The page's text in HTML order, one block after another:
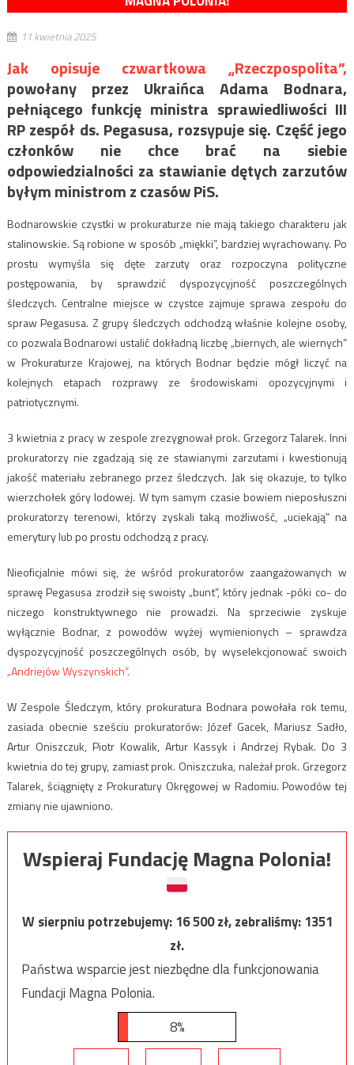
11 kwietnia 2025
Jak opisuje czwartkowa „Rzeczpospolita”,
powołany przez Ukraińca Adama Bodnara,
pełniącego funkcję ministra sprawiedliwości III
RP zespół ds. Pegasusa, rozsypuje się. Część jego
członków nie chce brać na siebie
odpowiedzialności za stawianie dętych zarzutów
byłym ministrom z czasów PiS.
Bodnarowskie czystki w prokuraturze nie mają takiego charakteru jak
stalinowskie. Są robione w sposób „miękki”, bardziej wyrachowany. Po
prostu wymyśla się dęte zarzuty oraz rozpoczyna polityczne
postępowania, by sprawdzić dyspozycyjność poszczególnych
śledczych. Centralne miejsce w czystce zajmuje sprawa zespołu do
spraw Pegasusa. Z grupy śledczych odchodzą właśnie kolejne osoby,
co pozwala Bodnarowi ustalić dokładną liczbę „biernych, ale wiernych”
w Prokuraturze Krajowej, na których Bodnar będzie mógł liczyć na
kolejnych etapach rozprawy ze środowiskami opozycyjnymi i
patriotycznymi.
3 kwietnia z pracy w zespole zrezygnował prok. Grzegorz Talarek. Inni
prokuratorzy nie zgadzają się ze stawianymi zarzutami i kwestionują
jakość materiału zebranego przez śledczych. Jak się okazuje, to tylko
wierzchołek góry lodowej. W tym samym czasie bowiem nieposłuszni
prokuratorzy terenowi, którzy zyskali taką możliwość, „uciekają” na
emerytury lub po prostu odchodzą z pracy.
Nieoficjalnie mówi się, że wśród prokuratorów zaangażowanych w
sprawę Pegasusa zrodził się swoisty „bunt”, który jednak -póki co- do
niczego konstruktywnego nie prowadzi. Na sprzeciwie zyskuje
wyłącznie Bodnar, z powodów wyżej wymienionych – sprawdza
dyspozycyjność poszczególnych osób, by wyselekcjonować swoich
„Andriejów Wyszynskich”.
W Zespole Śledczym, który prokuratura Bodnara powołała rok temu,
zasiada obecnie sześciu prokuratorów: Józef Gacek, Mariusz Sadło,
Artur Oniszczuk, Piotr Kowalik, Artur Kassyk i Andrzej Rybak. Do 3
kwietnia do tej grupy, zamiast prok. Oniszczuka, należał prok. Grzegorz
Talarek, ściągnięty z Prokuratury Okręgowej w Radomiu. Powodów tej
zmiany nie ujawniono.
Wspieraj Fundację Magna Polonia!
W sierpniu potrzebujemy:16 500zł, zebraliśmy:1351
zł.
Państwa wsparcie jest niezbędne dla funkcjonowania
Fundacji Magna Polonia.
8%